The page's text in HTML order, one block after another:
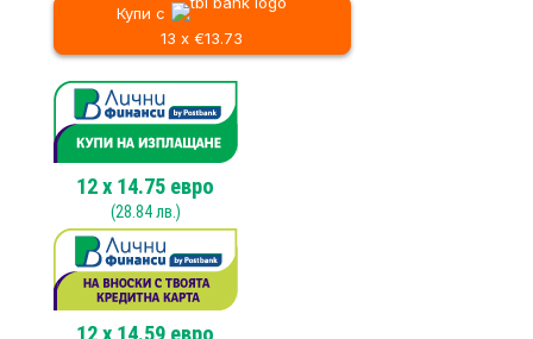
метачна
машина
KM
75/40
W
Купи с
13 x €13.73
12x 14.75 евро
(28.84лв.)